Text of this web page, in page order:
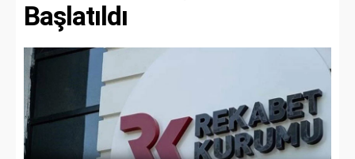
Başlatıldı